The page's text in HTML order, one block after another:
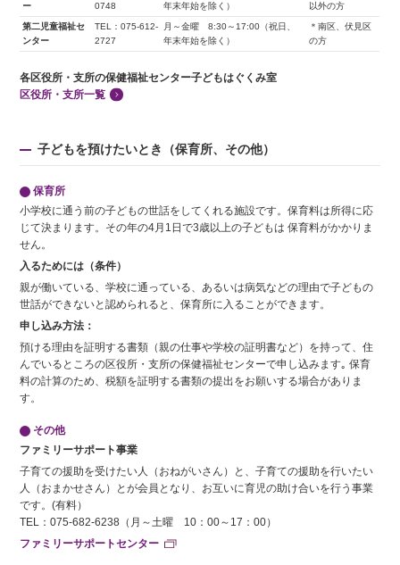
ー
0748
年末年始を除く）
以外の方
第二児童福祉セ
ンター
TEL：075-612-
2727
月～金曜 8:30～17:00（祝日、
年末年始を除く）
＊南区、伏見区
の方
各区役所・支所の保健福祉センター子どもはぐくみ室
区役所・支所一覧
子どもを預けたいとき（保育所、その他）
保育所
小学校に通う前の子どもの世話をしてくれる施設です。保育料は所得に応
じて決まります。その年の4月1日で3歳以上の子どもは 保育料がかかりま
せん。
入るためには（条件）
親が働いている、学校に通っている、あるいは病気などの理由で子どもの
世話ができないと認められると、保育所に入ることができます。
申し込み方法：
預ける理由を証明する書類（親の仕事や学校の証明書など）を持って、住
んでいるところの区役所・支所の保健福祉センターで申し込みます｡ 保育
料の計算のため、税額を証明する書類の提出をお願いする場合がありま
す。
その他
ファミリーサポート事業
子育ての援助を受けたい人（おねがいさん）と、子育ての援助を行いたい
人（おまかせさん）とが会員となり、お互いに育児の助け合いを行う事業
です。(有料）
TEL：075-682-6238（月～土曜 10：00～17：00）
ファミリーサポートセンター